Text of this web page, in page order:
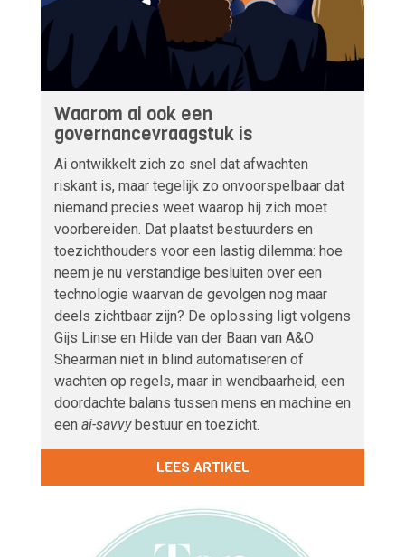
Waarom ai ook een
governancevraagstuk is
Ai ontwikkelt zich zo snel dat afwachten
riskant is, maar tegelijk zo onvoorspelbaar dat
niemand precies weet waarop hij zich moet
voorbereiden. Dat plaatst bestuurders en
toezichthouders voor een lastig dilemma: hoe
neem je nu verstandige besluiten over een
technologie waarvan de gevolgen nog maar
deels zichtbaar zijn? De oplossing ligt volgens
Gijs Linse en Hilde van der Baan van A&O
Shearman niet in blind automatiseren of
wachten op regels, maar in wendbaarheid, een
doordachte balans tussen mens en machine en
een ai-savvybestuur en toezicht.
LEES ARTIKEL